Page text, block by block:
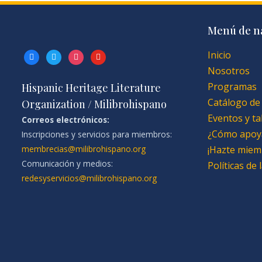
facebooktwitterinstagramyoutube
Hispanic Heritage Literature
Organization / Milibrohispano
Correos electrónicos:
Inscripciones y servicios para miembros:
membrecias@milibrohispano.org
Comunicación y medios:
redesyservicios@milibrohispano.org
Menú de
Inicio
Nosotros
Programas
Catálogo
Eventos y
¿Cómo
¡Hazte
Políticas de